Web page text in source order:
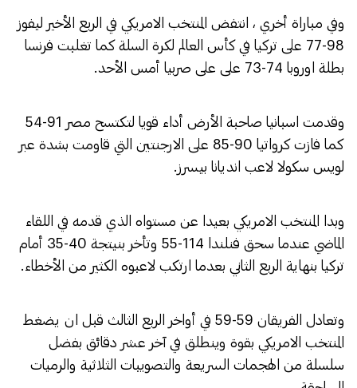
وفي مباراة أخري ، انتفض المنتخب الامريكي في الربع الأخير ليفوز
98-77 على تركيا في كأس العالم لكرة السلة كما تغلبت فرنسا
بطلة اوروبا 74-73 على على صربيا أمس الأحد.
وقدمت اسبانيا صاحبة الأرض أداء قويا لتكتسح مصر 91-54
كما فازت كرواتيا 90-85 على الارجنتين التي قاومت بشدة عبر
لويس سكولا لاعب انديانا بيسرز.
وبدا المنتخب الامريكي بعيدا عن مستواه الذي قدمه في اللقاء
الماضي عندما سحق فنلندا 114-55 وتأخر بنيتجة 40-35 أمام
تركيا بنهاية الربع الثاني بعدما ارتكب لاعبوه الكثير من الأخطاء.
وتعادل الفريقان 59-59 في أواخر الربع الثالث قبل ان يضغط
المنتخب الامريكي بقوة وينطلق في آخر عشر دقائق بفضل
سلسلة من الهجمات السريعة والتصويبات الثلاثية والرميات